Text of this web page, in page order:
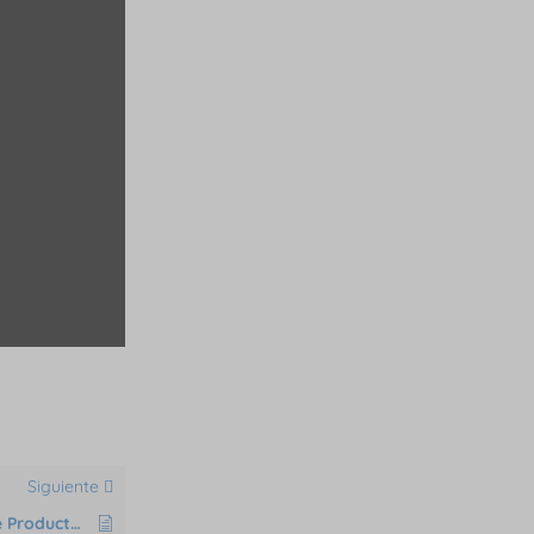
Siguiente
Entradas y Salidas de Inventario de Productos con Lotes